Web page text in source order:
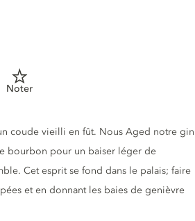
Noter
coude vieilli en fût. Nous Aged notre gin
bourbon pour un baiser léger de
Cet esprit se fond dans le palais; faire
et en donnant les baies de genièvre